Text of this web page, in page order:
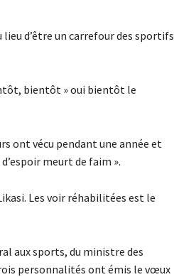
d’être un carrefour des sportifs
bientôt » oui bientôt le
ont vécu pendant une année et
meurt de faim ».
Les voir réhabilitées est le
aux sports, du ministre des
personnalités ont émis le vœux